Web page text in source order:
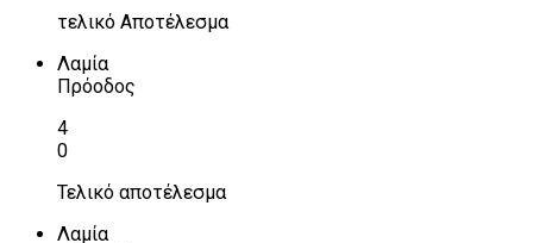
τελικό Αποτέλεσμα
Λαμία
Πρόοδος
4
0
Τελικό αποτέλεσμα
Λαμία